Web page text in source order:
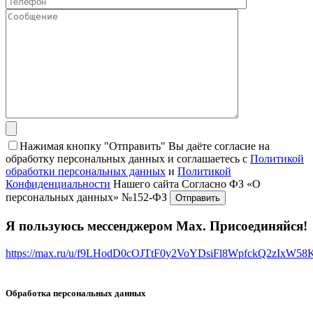
Нажимая кнопку "Отправить" Вы даёте согласие на
обработку персональных данных и соглашаетесь с Политикой
обработки персональных данных и Политикой
Конфиденциальности Нашего сайта Согласно ФЗ «О
персональных данных» №152-ФЗ
Я пользуюсь мессенджером Max. Присоединяйся!
https://max.ru/u/
Обработка персональных данных